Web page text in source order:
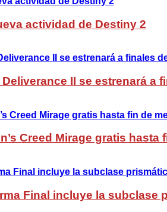
actividad de Destiny 2
II se estrenará a
Creed Mirage gratis hasta
Final incluye la subclase